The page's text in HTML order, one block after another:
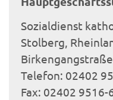
Sozialdienst
Stolberg,
Telefon: 02402
Fax: 02402 9516-